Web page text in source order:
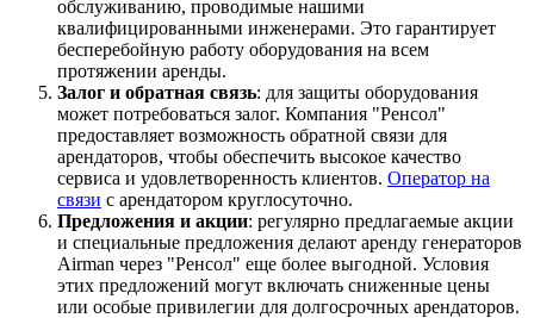
обслуживанию, проводимые нашими
квалифицированными инженерами. Это гарантирует
бесперебойную работу оборудования на всем
протяжении аренды.
Залог и обратная связь: для защиты оборудования
может потребоваться залог. Компания "Ренсол"
предоставляет возможность обратной связи для
арендаторов, чтобы обеспечить высокое качество
сервиса и удовлетворенность клиентов. Оператор на
связи с арендатором круглосуточно.
Предложения и акции: регулярно предлагаемые акции
и специальные предложения делают аренду генераторов
Airman через "Ренсол" еще более выгодной. Условия
этих предложений могут включать сниженные цены
или особые привилегии для долгосрочных арендаторов.